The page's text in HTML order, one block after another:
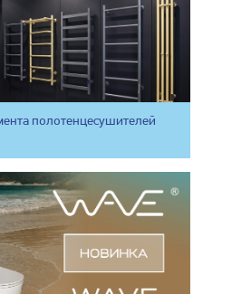
полотенцесушителей